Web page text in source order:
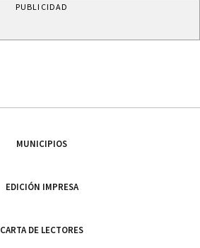
PUBLICIDAD
MUNICIPIOS
EDICIÓN IMPRESA
CARTA DE LECTORES